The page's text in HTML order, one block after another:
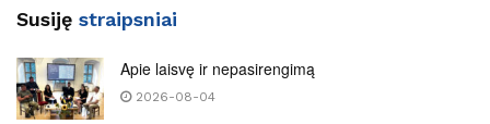
Susiję straipsniai
Apie laisvę ir nepasirengimą
2026-08-04